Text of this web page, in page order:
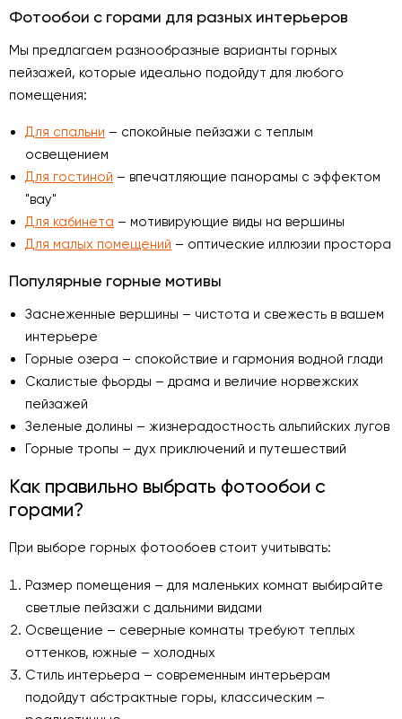
Фотообои с горами для разных интерьеров
Мы предлагаем разнообразные варианты горных
пейзажей, которые идеально подойдут для любого
помещения:
Для спальни – спокойные пейзажи с теплым
освещением
Для гостиной – впечатляющие панорамы с эффектом
"вау"
Для кабинета – мотивирующие виды на вершины
Для малых помещений – оптические иллюзии простора
Популярные горные мотивы
Заснеженные вершины – чистота и свежесть в вашем
интерьере
Горные озера – спокойствие и гармония водной глади
Скалистые фьорды – драма и величие норвежских
пейзажей
Зеленые долины – жизнерадостность альпийских лугов
Горные тропы – дух приключений и путешествий
Как правильно выбрать фотообои с
горами?
При выборе горных фотообоев стоит учитывать:
Размер помещения – для маленьких комнат выбирайте
светлые пейзажи с дальними видами
Освещение – северные комнаты требуют теплых
оттенков, южные – холодных
Стиль интерьера – современным интерьерам
подойдут абстрактные горы, классическим –